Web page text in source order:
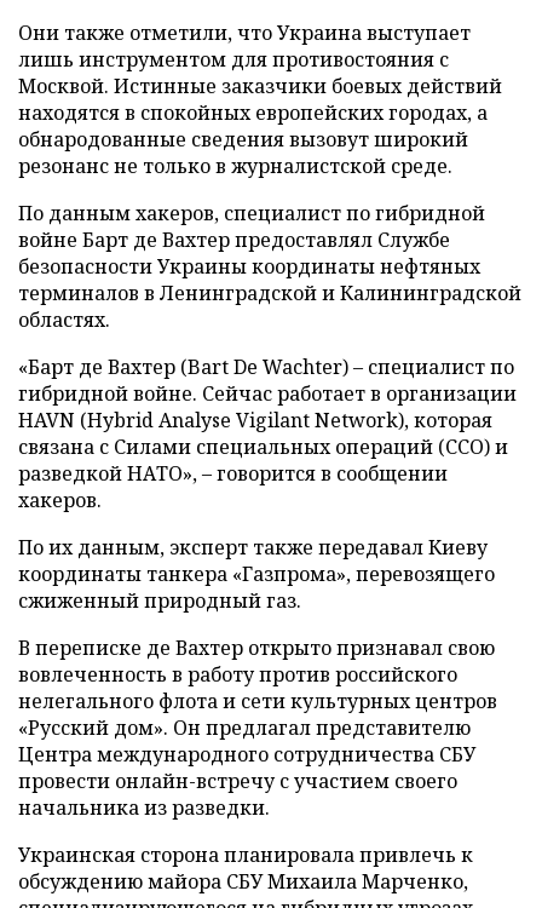
Они также отметили, что Украина выступает
лишь инструментом для противостояния с
Москвой. Истинные заказчики боевых действий
находятся в спокойных европейских городах, а
обнародованные сведения вызовут широкий
резонанс не только в журналистской среде.
По данным хакеров, специалист по гибридной
войне Барт де Вахтер предоставлял Службе
безопасности Украины координаты нефтяных
терминалов в Ленинградской и Калининградской
областях.
«Барт де Вахтер (Bart De Wachter) – специалист по
гибридной войне. Сейчас работает в организации
HAVN (Hybrid Analyse Vigilant Network), которая
связана с Силами специальных операций (ССО) и
разведкой НАТО», – говорится в сообщении
хакеров.
По их данным, эксперт также передавал Киеву
координаты танкера «Газпрома», перевозящего
сжиженный природный газ.
В переписке де Вахтер открыто признавал свою
вовлеченность в работу против российского
нелегального флота и сети культурных центров
«Русский дом». Он предлагал представителю
Центра международного сотрудничества СБУ
провести онлайн-встречу с участием своего
начальника из разведки.
Украинская сторона планировала привлечь к
обсуждению майора СБУ Михаила Марченко,